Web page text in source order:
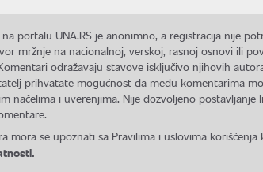
portalu UNA.RS je anonimno, a registracija nije
mržnje na nacionalnoj, verskoj, rasnoj osnovi ili
odražavaju stavove isključivo njihovih
prihvatate mogućnost da među komentarima
načelima i uverenjima. Nije dozvoljeno postavljanje
mora se upoznati sa Pravilima i uslovima korišćenja